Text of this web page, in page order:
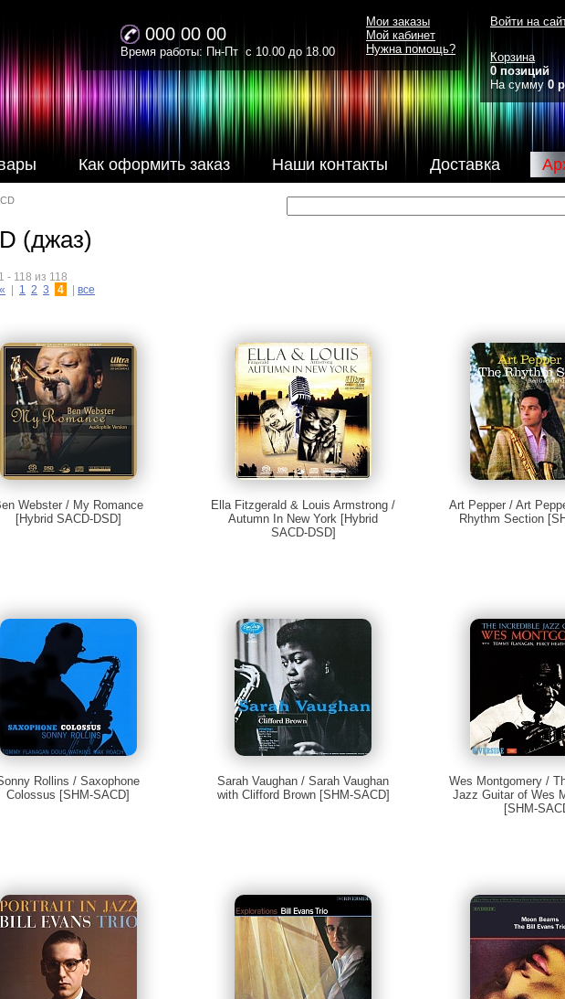
000 00 00
Время работы: Пн-Пт с 10.00 до 18.00
Как оформить заказ Наши контакты Доставка
Мои заказы
Мой кабинет
Нужна помощь?
Войти на
Корзина
0 позиций
На сумму 0
(джаз)
- 118 из 118
«
1 2 3 4 все
Webster / My Romance
[Hybrid SACD-DSD]
Ella Fitzgerald & Louis Armstrong /
Autumn In New York [Hybrid
SACD-DSD]
Art Pepper / Art
Rhythm Section
Rollins / Saxophone
Colossus [SHM-SACD]
Sarah Vaughan / Sarah Vaughan
with Clifford Brown [SHM-SACD]
Wes Montgomery /
Jazz Guitar of Wes
[SHM-